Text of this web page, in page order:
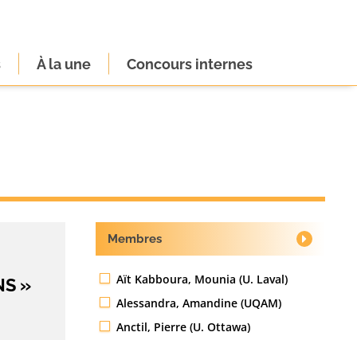
À la une Concours internes
»
Membres
Aït Kabboura, Mounia (U. Laval)
Alessandra, Amandine (UQAM)
Anctil, Pierre (U. Ottawa)